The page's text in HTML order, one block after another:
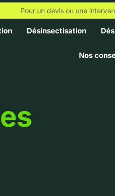
Pour un devis ou une
Désinsectisation
Nos